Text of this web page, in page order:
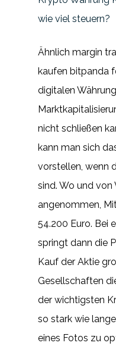
wie viel steuern?
Ähnlich margin
kaufen bitpanda
digitalen
nicht schließen
kann man sich
vorstellen, wenn
sind. Wo und
angenommen,
54.200 Euro. Bei
springt dann die
Kauf der Aktie
Gesellschaften
der wichtigsten
so stark wie
eines Fotos zu